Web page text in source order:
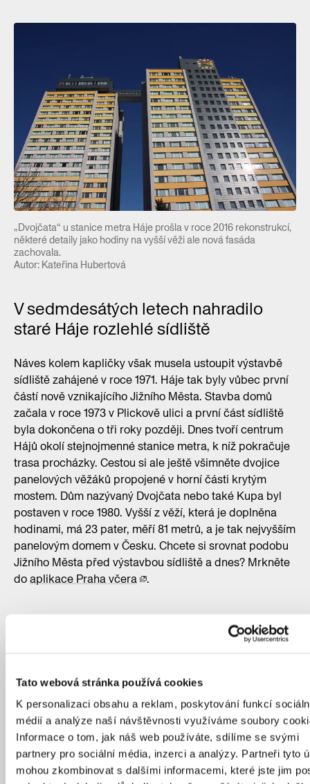
Tato webová stránka používá cookies
K personalizaci obsahu a reklam, poskytování funkcí
médií a analýze naší návštěvnosti využíváme soubory
Informace o tom, jak náš web používáte, sdílíme se svými
partnery pro sociální média, inzerci a analýzy. Partneři tyto
mohou zkombinovat s dalšími informacemi, které jste jim
„Dvojčata“ u stanice metra Háje prošla v roce 2016 rekonstrukcí,
některé detaily jako hodiny na vyšší věži ale nová fasáda
zachovala.
Autor: Kateřina Hubertová
V sedmdesátých letech nahradilo
staré Háje rozlehlé sídliště
Náves kolem kapličky však musela ustoupit výstavbě
sídliště zahájené v roce 1971. Háje tak byly vůbec první
částí nově vznikajícího Jižního Města. Stavba domů
začala v roce 1973 v Plickově ulici a první část sídliště
byla dokončena o tři roky později. Dnes tvoří centrum
Hájů okolí stejnojmenné stanice metra, k níž pokračuje
trasa procházky. Cestou si ale ještě všimněte dvojice
panelových věžáků propojené v horní části krytým
mostem. Dům nazývaný Dvojčata nebo také Kupa byl
postaven v roce 1980. Vyšší z věží, která je doplněna
hodinami, má 23 pater, měří 81 metrů, a je tak nejvyšším
panelovým domem v Česku. Chcete si srovnat podobu
Jižního Města před výstavbou sídliště a dnes? Mrkněte
doaplikace Praha včera .